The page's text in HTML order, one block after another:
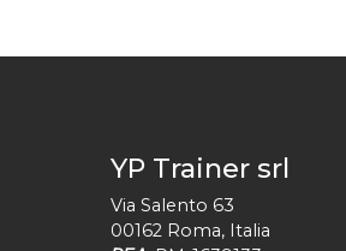
YP Trainer srl
Via Salento 63
00162 Roma, Italia